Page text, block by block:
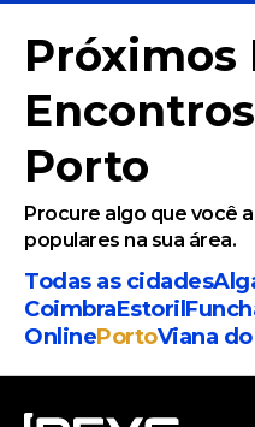
Próximos
Porto
Procure algo que você
populares na sua área.
Todas as cidades
CoimbraEstoril
OnlinePortoViana